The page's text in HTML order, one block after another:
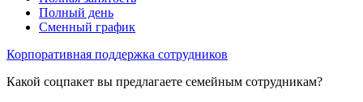
Полный день
Сменный график
Корпоративная поддержка сотрудников
Какой соцпакет вы предлагаете семейным сотрудникам?